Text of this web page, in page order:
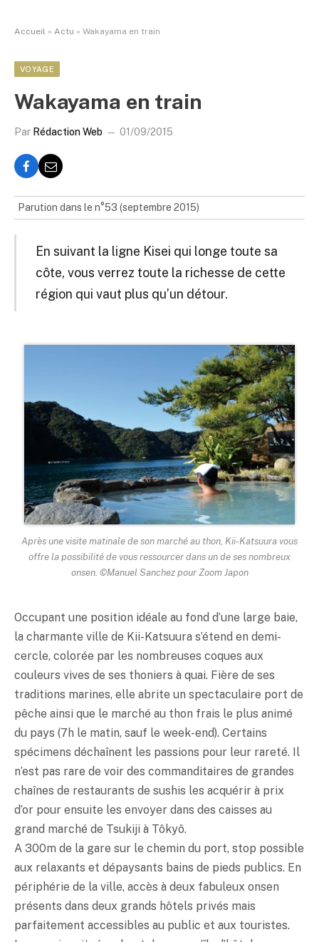
Accueil » Actu » Wakayama en train
VOYAGE
Wakayama en train
Par Rédaction Web 01/09/2015
Parution dans le n°53 (septembre 2015)
En suivant la ligne Kisei qui longe toute sa
côte, vous verrez toute la richesse de cette
région qui vaut plus qu’un détour.
Après une visite matinale de son marché au thon, Kii-Katsuura vous
offre la possibilité de vous ressourcer dans un de ses nombreux
onsen. ©Manuel Sanchez pour Zoom Japon
Occupant une position idéale au fond d’une large baie,
la charmante ville de Kii-Katsuura s’étend en demi-
cercle, colorée par les nombreuses coques aux
couleurs vives de ses thoniers à quai. Fière de ses
traditions marines, elle abrite un spectaculaire port de
pêche ainsi que le marché au thon frais le plus animé
du pays (7h le matin, sauf le week-end). Certains
spécimens déchaînent les passions pour leur rareté. Il
n’est pas rare de voir des commanditaires de grandes
chaînes de restaurants de sushis les acquérir à prix
d’or pour ensuite les envoyer dans des caisses au
grand marché de Tsukiji à Tôkyô.
A 300m de la gare sur le chemin du port, stop possible
aux relaxants et dépaysants bains de pieds publics. En
périphérie de la ville, accès à deux fabuleux onsen
présents dans deux grands hôtels privés mais
parfaitement accessibles au public et aux touristes.